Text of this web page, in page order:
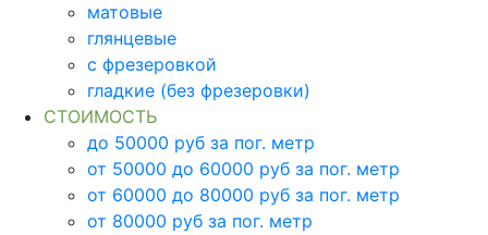
матовые
глянцевые
с фрезеровкой
гладкие (без фрезеровки)
СТОИМОСТЬ
до 50000 руб за пог. метр
от 50000 до 60000 руб за пог. метр
от 60000 до 80000 руб за пог. метр
от 80000 руб за пог. метр